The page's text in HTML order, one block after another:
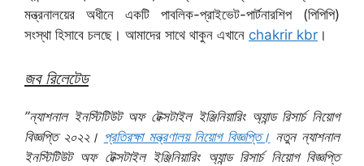
মন্ত্রনালয়ের অধীনে একটি পাবলিক-প্রাইভেট-পার্টনারশিপ (পিপিপি)
সংস্থা হিসাবে চলছে। আমাদের সাথে থাকুন এখানে chakrir kbr ।
জব রিলেটেড
”ন্যাশনাল ইনস্টিটিউট অফ টেক্সটাইল ইঞ্জিনিয়ারিং অ্যান্ড রিসার্চ নিয়োগ
বিজ্ঞপ্তি ২০২২। প্রতিরক্ষা মন্ত্রণালয় নিয়োগ বিজ্ঞপ্তি। নতুন ন্যাশনাল
ইনস্টিটিউট অফ টেক্সটাইল ইঞ্জিনিয়ারিং অ্যান্ড রিসার্চ নিয়োগ বিজ্ঞপ্তি